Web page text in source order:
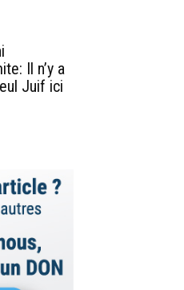
Il n’y a
Juif ici